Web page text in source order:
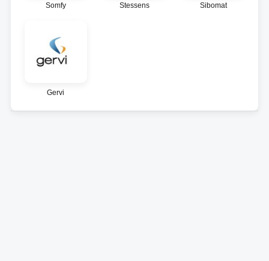
Somfy Stessens Sibomat
Gervi